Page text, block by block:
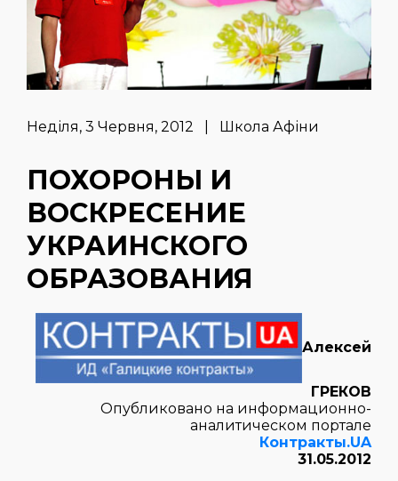
Неділя, 3 Червня, 2012 | Школа Афіни
ПОХОРОНЫ И
ВОСКРЕСЕНИЕ
УКРАИНСКОГО
ОБРАЗОВАНИЯ
Алексей
ГРЕКОВ
Опубликовано на информационно-
аналитическом портале
Контракты.UA
31.05.2012